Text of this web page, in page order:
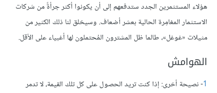
هؤلاء المستثمرين الجدد ستدفعهم إلى أن يكونوا أكثر جرأةً من شركات
الاستثمار المغامِرة الحالية بعشر أضعاف. وسيخلق لنا ذلك الكثير من
مثيلات «غوغل»، طالما ظل المشترون المُحتملون لها أغبياء على الأقل.
الهوامش
1- نصيحة أخرى: إذا كنت تريد الحصول على كل تلك القيمة، لا تدمر